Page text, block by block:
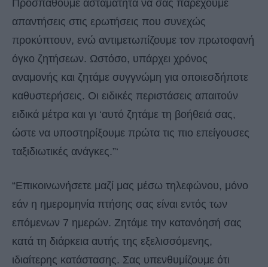
Προσπαθούμε ασταμάτητα να σας παρέχουμε
απαντήσεις στις ερωτήσεις που συνεχώς
προκύπτουν, ενώ αντιμετωπίζουμε τον πρωτοφανή
όγκο ζητήσεων. Ωστόσο, υπάρχει χρόνος
αναμονής και ζητάμε συγγνώμη για οποιεσδήποτε
καθυστερήσεις. Οι ειδικές περιστάσεις απαιτούν
ειδικά μέτρα και γι ‘αυτό ζητάμε τη βοήθειά σας,
ώστε να υποστηρίξουμε πρώτα τις πιο επείγουσες
ταξιδιωτικές ανάγκες.”‘
“Επικοινωνήσετε μαζί μας μέσω τηλεφώνου, μόνο
εάν η ημερομηνία πτήσης σας είναι εντός των
επόμενων 7 ημερών. Ζητάμε την κατανόησή σας
κατά τη διάρκεια αυτής της εξελισσόμενης,
ιδιαίτερης κατάστασης. Σας υπενθυμίζουμε ότι